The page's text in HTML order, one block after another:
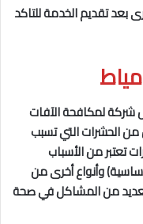
بعد تقديم الخدمة للتاكد
لمكافحة الآفات
من الحشرات التي تسبب
تعتبر من الأسباب
وأنواع أخرى من
من المشاكل في صحة